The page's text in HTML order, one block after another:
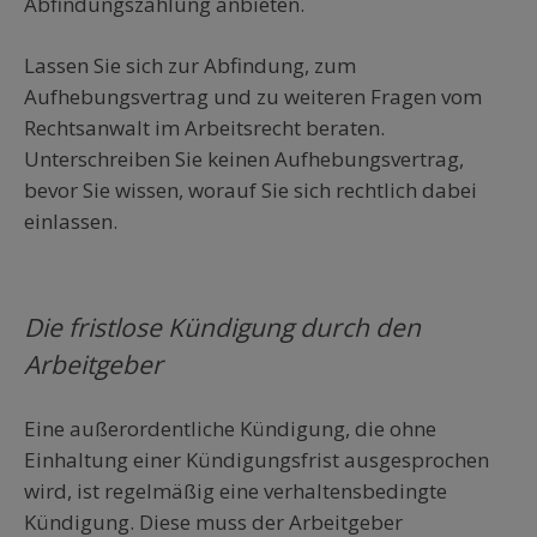
Lassen Sie sich zur Abfindung, zum
Aufhebungsvertrag und zu weiteren Fragen vom
Rechtsanwalt im Arbeitsrecht beraten.
Unterschreiben Sie keinen Aufhebungsvertrag,
bevor Sie wissen, worauf Sie sich rechtlich dabei
einlassen.
Die fristlose Kündigung durch den
Arbeitgeber
Eine außerordentliche Kündigung, die ohne
Einhaltung einer Kündigungsfrist ausgesprochen
wird, ist regelmäßig eine verhaltensbedingte
Kündigung. Diese muss der Arbeitgeber